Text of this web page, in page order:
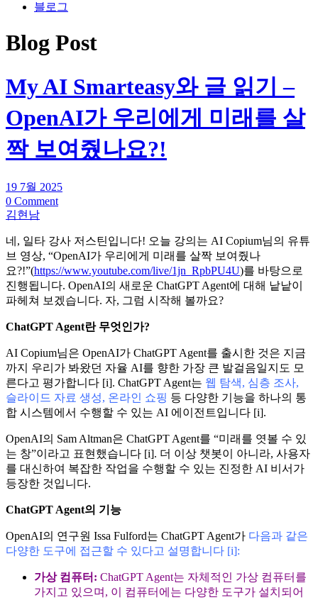
블로그
Blog Post
My AI Smarteasy와 글 읽기 –
OpenAI가 우리에게 미래를 살
짝 보여줬나요?!
19 7월 2025
0 Comment
김현남
네, 일타 강사 저스틴입니다! 오늘 강의는 AI Copium님의 유튜
브 영상, “OpenAI가 우리에게 미래를 살짝 보여줬나
요?!”(https://www.youtube.com/live/1jn_RpbPU4U)를 바탕으로
진행됩니다. OpenAI의 새로운 ChatGPT Agent에 대해 낱낱이
파헤쳐 보겠습니다. 자, 그럼 시작해 볼까요?
ChatGPT Agent란 무엇인가?
AI Copium님은 OpenAI가 ChatGPT Agent를 출시한 것은 지금
까지 우리가 봐왔던 자율 AI를 향한 가장 큰 발걸음일지도 모
른다고 평가합니다 [i]. ChatGPT Agent는 웹 탐색, 심층 조사,
슬라이드 자료 생성, 온라인 쇼핑 등 다양한 기능을 하나의 통
합 시스템에서 수행할 수 있는 AI 에이전트입니다 [i].
OpenAI의 Sam Altman은 ChatGPT Agent를 “미래를 엿볼 수 있
는 창”이라고 표현했습니다 [i]. 더 이상 챗봇이 아니라, 사용자
를 대신하여 복잡한 작업을 수행할 수 있는 진정한 AI 비서가
등장한 것입니다.
ChatGPT Agent의 기능
OpenAI의 연구원 Issa Fulford는 ChatGPT Agent가 다음과 같은
다양한 도구에 접근할 수 있다고 설명합니다 [i]:
가상 컴퓨터: ChatGPT Agent는 자체적인 가상 컴퓨터를
가지고 있으며, 이 컴퓨터에는 다양한 도구가 설치되어